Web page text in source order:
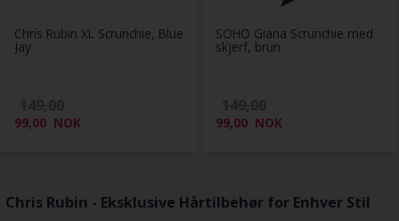
Chris Rubin XL Scrunchie, Blue
Jay
99,00 NOK
SOHO Giana Scrunchie med
skjerf, brun
99,00 NOK
Chris Rubin - Eksklusive Hårtilbehør for Enhver Stil